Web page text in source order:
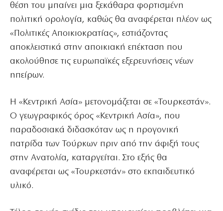
θέση του μπαίνει μια ξεκάθαρα φορτισμένη
πολιτική ορολογία, καθώς θα αναφέρεται πλέον ως
«Πολιτικές Αποικιοκρατίας», εστιάζοντας
αποκλειστικά στην αποικιακή επέκταση που
ακολούθησε τις ευρωπαϊκές εξερευνήσεις νέων
ηπείρων.
Η «Κεντρική Ασία» μετονομάζεται σε «Τουρκεστάν».
Ο γεωγραφικός όρος «Κεντρική Ασία», που
παραδοσιακά διδασκόταν ως η προγονική
πατρίδα των Τούρκων πριν από την άφιξή τους
στην Ανατολία, καταργείται. Στο εξής θα
αναφέρεται ως «Τουρκεστάν» στο εκπαιδευτικό
υλικό.